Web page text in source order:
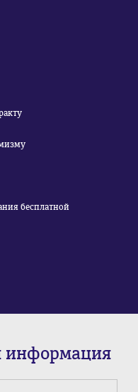
бесплатной
информация